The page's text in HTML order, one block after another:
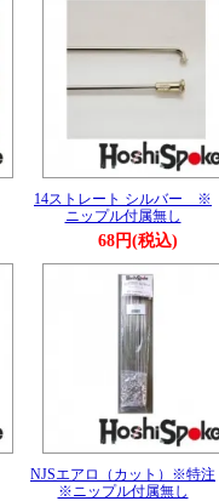
14ストレート シルバー ※
ニップル付属無し
68円(税込)
NJSエアロ（カット）※特注
※ニップル付属無し